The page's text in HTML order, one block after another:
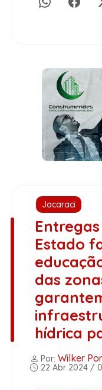
Jacaraci
Estado
das
hídrica
Por: Wilker
22 Abr 2024 /